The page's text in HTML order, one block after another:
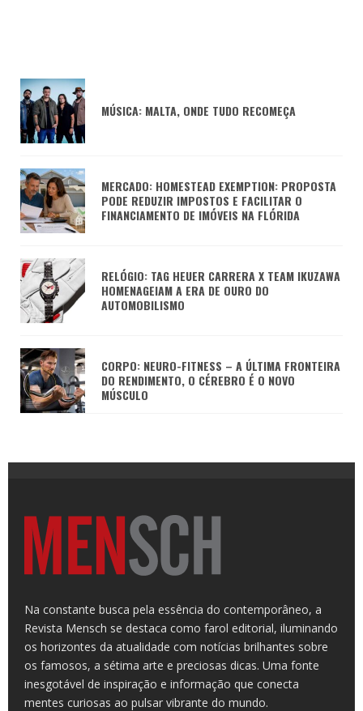
MÚSICA: MALTA, ONDE TUDO RECOMEÇA
MERCADO: HOMESTEAD EXEMPTION: PROPOSTA
PODE REDUZIR IMPOSTOS E FACILITAR O
FINANCIAMENTO DE IMÓVEIS NA FLÓRIDA
RELÓGIO: TAG HEUER CARRERA X TEAM IKUZAWA
HOMENAGEIAM A ERA DE OURO DO
AUTOMOBILISMO
CORPO: NEURO-FITNESS – A ÚLTIMA FRONTEIRA
DO RENDIMENTO, O CÉREBRO É O NOVO
MÚSCULO
Na constante busca pela essência do contemporâneo, a
Revista Mensch se destaca como farol editorial, iluminando
os horizontes da atualidade com notícias brilhantes sobre
os famosos, a sétima arte e preciosas dicas. Uma fonte
inesgotável de inspiração e informação que conecta
mentes curiosas ao pulsar vibrante do mundo.